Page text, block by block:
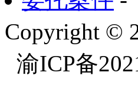
Copyright ©
渝ICP备